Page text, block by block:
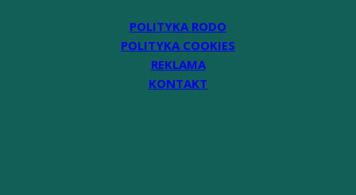
POLITYKA RODO
POLITYKA COOKIES
REKLAMA
KONTAKT